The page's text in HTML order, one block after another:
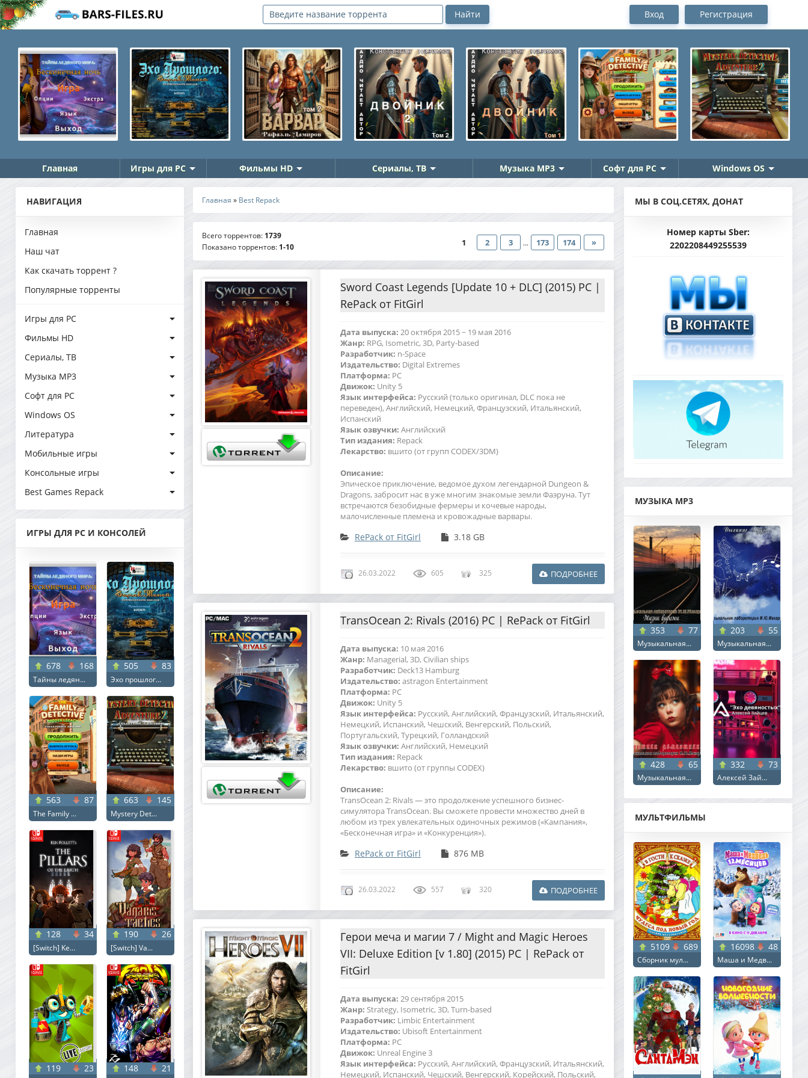
Вход Регистрация
Главная Игры для PC Фильмы HD Сериалы, ТВ Музыка MP3 Софт для PC Windows OS
НАВИГАЦИЯ
Главная
Наш чат
Как скачать торрент ?
Популярные торренты
Игры для PC
Фильмы HD
Сериалы, ТВ
Музыка MP3
Софт для PC
Windows OS
Литература
Мобильные игры
Консольные игры
Best Games Repack
ИГРЫ ДЛЯ PC И КОНСОЛЕЙ
678 168
Тайны ледян...
505 83
Эхо прошлог...
563 87
The Family ...
663 145
Mystery Det...
128 34
[Switch] Ke...
190 26
[Switch] Va...
119 23 148 21
Главная » Best Repack
Всего торрентов: 1739
Показано торрентов: 1-10 1 2 3 ... 173 174 »
Sword Coast Legends [Update 10 + DLC] (2015) PC |
RePack от FitGirl
Дата выпуска: 20 октября 2015 ~ 19 мая 2016
Жанр: RPG, Isometric, 3D, Party-based
Разработчик: n-Space
Издательство: Digital Extremes
Платформа: PC
Движок: Unity 5
Язык интерфейса: Русский (только оригинал, DLC пока не
переведен), Английский, Немецкий, Французский, Итальянский,
Испанский
Язык озвучки: Английский
Тип издания: Repack
Лекарство: вшито (от групп CODEX/3DM)
Описание:
Эпическое приключение, ведомое духом легендарной Dungeon &
Dragons, забросит нас в уже многим знакомые земли Фаэруна. Тут
встречаются безобидные фермеры и кочевые народы,
малочисленные племена и кровожадные варвары.
RePack от FitGirl 3.18 GB
26.03.2022 605 325 ПОДРОБНЕЕ
TransOcean 2: Rivals (2016) PC | RePack от FitGirl
Дата выпуска: 10 мая 2016
Жанр: Managerial, 3D, Civilian ships
Разработчик: Deck13 Hamburg
Издательство: astragon Entertainment
Платформа: PC
Движок: Unity 5
Язык интерфейса: Русский, Английский, Французский, Итальянский,
Немецкий, Испанский, Чешский, Венгерский, Польский,
Португальский, Турецкий, Голландский
Язык озвучки: Английский, Немецкий
Тип издания: Repack
Лекарство: вшито (от группы CODEX)
Описание:
TransOcean 2: Rivals — это продолжение успешного бизнес-
симулятора TransOcean. Вы сможете провести множество дней в
любом из трех увлекательных одиночных режимов («Кампания»,
«Бесконечная игра» и «Конкуренция»).
RePack от FitGirl 876 MB
26.03.2022 557 320 ПОДРОБНЕЕ
Герои меча и магии 7 / Might and Magic Heroes
VII: Deluxe Edition [v 1.80] (2015) PC | RePack от
FitGirl
Дата выпуска: 29 сентября 2015
Жанр: Strategy, Isometric, 3D, Turn-based
Разработчик: Limbic Entertainment
Издательство: Ubisoft Entertainment
Платформа: PC
Движок: Unreal Engine 3
Язык интерфейса: Русский, Английский, Французский, Итальянский,
Немецкий, Испанский, Чешский, Венгерский, Корейский, Польский,
МЫ В СОЦ.СЕТЯХ, ДОНАТ
Номер карты Sber:
2202208449255539
МУЗЫКА MP3
353 77
Музыкальная...
203 55
Музыкальная...
428 65
Музыкальная...
332 73
Алексей Зай...
МУЛЬТФИЛЬМЫ
5109 689
Сборник мул...
16098 48
Маша и Медв...